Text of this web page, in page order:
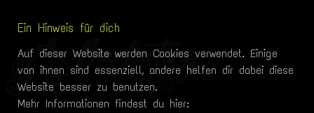
Ein Hinweis für dich
Auf dieser Website werden Cookies verwendet. Einige
von ihnen sind essenziell, andere helfen dir dabei diese
Website besser zu benutzen.
Mehr Informationen findest du hier: